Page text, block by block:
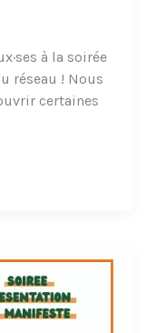
à la soirée
réseau ! Nous
certaines